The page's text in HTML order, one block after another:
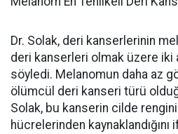
Dr. Solak, deri kanserlerinin
deri kanserleri olmak üzere iki
söyledi. Melanomun daha az
ölümcül deri kanseri türü
Solak, bu kanserin cilde
hücrelerinden kaynaklandığını